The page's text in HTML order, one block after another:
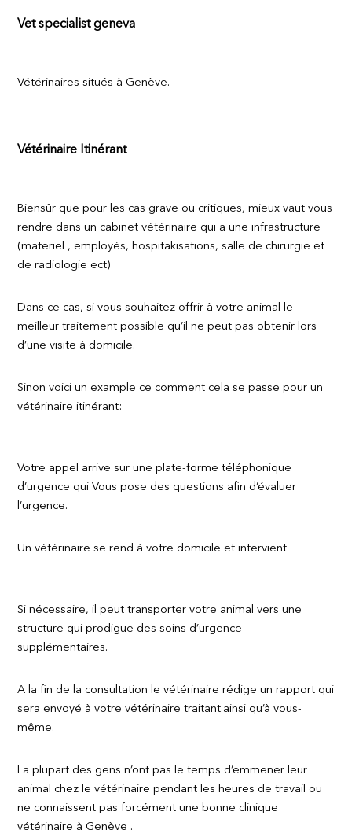
Vet specialist geneva
Vétérinaires situés à Genève.
Vétérinaire Itinérant
Biensûr que pour les cas grave ou critiques, mieux vaut vous
rendre dans un cabinet vétérinaire qui a une infrastructure
(materiel , employés, hospitakisations, salle de chirurgie et
de radiologie ect)
Dans ce cas, si vous souhaitez offrir à votre animal le
meilleur traitement possible qu’il ne peut pas obtenir lors
d’une visite à domicile.
Sinon voici un example ce comment cela se passe pour un
vétérinaire itinérant:
Votre appel arrive sur une plate-forme téléphonique
d’urgence qui Vous pose des questions afin d’évaluer
l’urgence.
Un vétérinaire se rend à votre domicile et intervient
Si nécessaire, il peut transporter votre animal vers une
structure qui prodigue des soins d’urgence
supplémentaires.
A la fin de la consultation le vétérinaire rédige un rapport qui
sera envoyé à votre vétérinaire traitant.ainsi qu’à vous-
même.
La plupart des gens n’ont pas le temps d’emmener leur
animal chez le vétérinaire pendant les heures de travail ou
ne connaissent pas forcément une bonne clinique
vétérinaire à Genève .